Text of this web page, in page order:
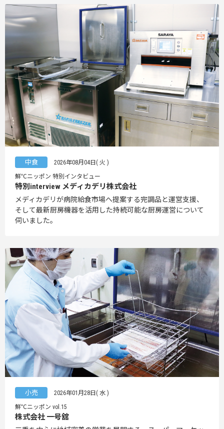
中食
2026年08月04日( 火 )
鮮℃ニッポン 特別インタビュー
特別interview メディカデリ株式会社
メディカデリが病院給食市場へ提案する完調品と運営支援、
そして最新厨房機器を活用した持続可能な厨房運営について
伺いました。
小売
2026年01月28日( 水 )
鮮℃ニッポン vol.15
株式会社 一号舘